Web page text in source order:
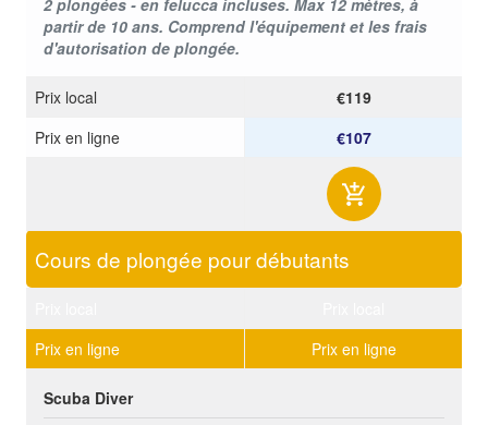
partir de 10 ans. Comprend l'équipement et les frais
d'autorisation de plongée.
Prix ​​local
€119
Prix ​​en ligne
€107
Cours de plongée pour débutants
Prix ​​en ligne
Prix ​​en ligne
Scuba Diver